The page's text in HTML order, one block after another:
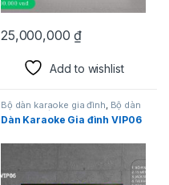
25,000,000₫
Add to wishlist
Bộ dàn karaoke gia đình, Bộ dàn
karaoke siêu hot
Dàn Karaoke Gia đình VIP06